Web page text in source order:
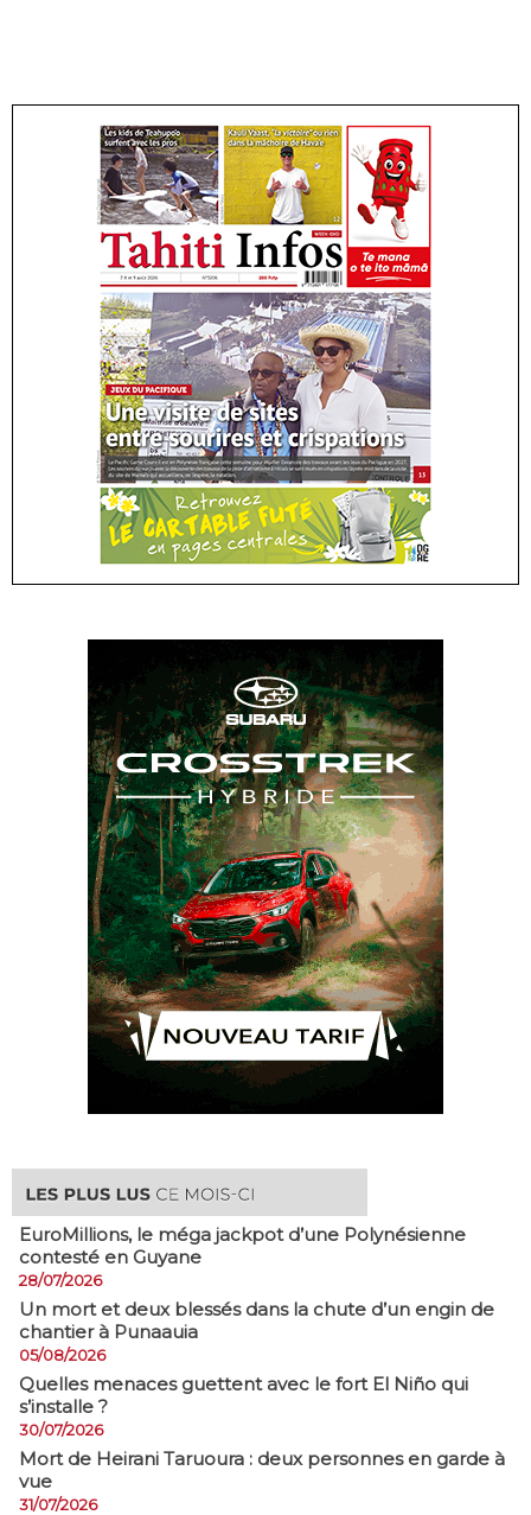
EuroMillions, ​le méga jackpot d’une Polynésienne
contesté en Guyane
28/07/2026
​Un mort et deux blessés dans la chute d’un engin de
chantier à Punaauia
05/08/2026
Quelles menaces guettent avec le fort El Niño qui
s’installe ?
30/07/2026
Mort de Heirani Taruoura : deux personnes en garde à
vue
31/07/2026